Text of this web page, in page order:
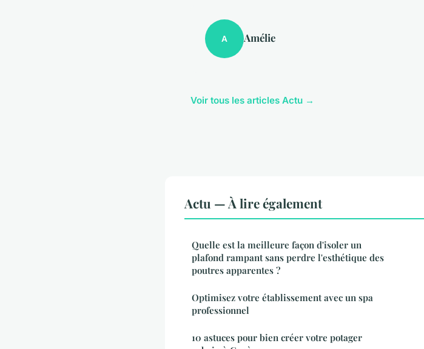
A Amélie
Voir tous les articles Actu →
Actu — À lire également
Quelle est la meilleure façon d'isoler un
plafond rampant sans perdre l'esthétique des
poutres apparentes ?
Optimisez votre établissement avec un spa
professionnel
10 astuces pour bien créer votre potager